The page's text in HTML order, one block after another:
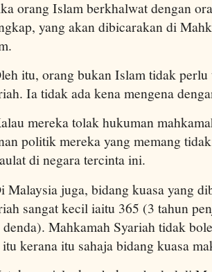
orang Islam berkhalwat dengan
yang akan dibicarakan di
itu, orang bukan Islam tidak
Ia tidak ada kena mengena
mereka tolak hukuman
politik mereka yang memang
di negara tercinta ini.
Malaysia juga, bidang kuasa yang
sangat kecil iaitu 365 (3 tahun
Mahkamah Syariah tidak
kerana itu sahaja bidang kuasa